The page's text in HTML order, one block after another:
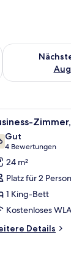
Überprüfe die
einer Couch,
7
von 10
Gut
4 Bewertungen
(4
Bewertungen)
24 m²
Platz für 2
1 King-Bett
Kostenloses
Details